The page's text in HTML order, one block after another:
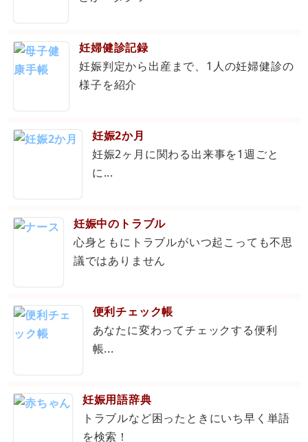
妊婦健診記録
妊娠判定から出産まで、1人の妊婦健診の
様子を紹介
妊娠2か月
妊娠2ヶ月に関わる出来事を1週ごと
に...
妊娠中のトラブル
心身ともにトラブルがいつ起こっても不思
議ではありません
便利チェック帳
あなたに変わってチェックする便利
帳...
妊娠用語辞典
トラブルなど困ったときにいち早く単語
を検索！